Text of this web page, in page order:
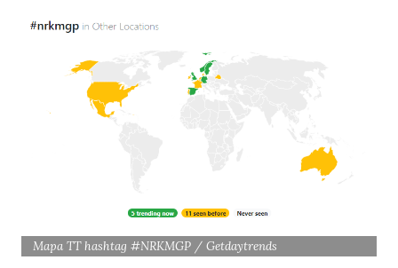
Mapa TT hashtag #NRKMGP / Getdaytrends